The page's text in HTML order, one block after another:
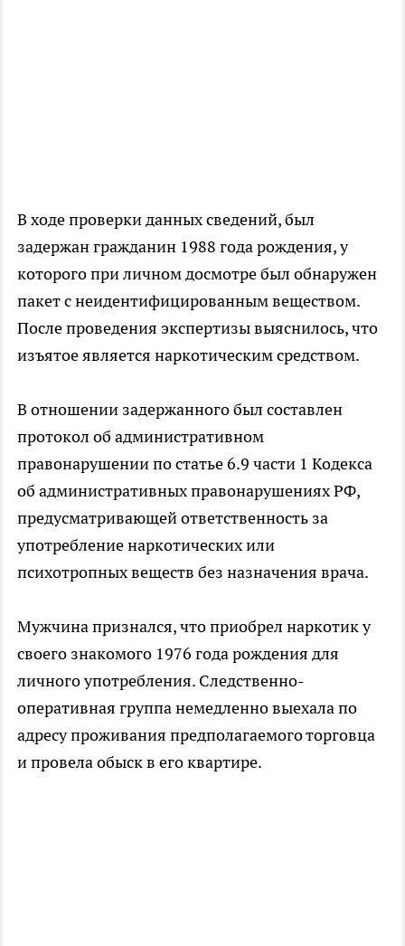
В ходе проверки данных сведений, был
задержан гражданин 1988 года рождения, у
которого при личном досмотре был обнаружен
пакет с неидентифицированным веществом.
После проведения экспертизы выяснилось, что
изъятое является наркотическим средством.
В отношении задержанного был составлен
протокол об административном
правонарушении по статье 6.9 части 1 Кодекса
об административных правонарушениях РФ,
предусматривающей ответственность за
употребление наркотических или
психотропных веществ без назначения врача.
Мужчина признался, что приобрел наркотик у
своего знакомого 1976 года рождения для
личного употребления. Следственно-
оперативная группа немедленно выехала по
адресу проживания предполагаемого торговца
и провела обыск в его квартире.